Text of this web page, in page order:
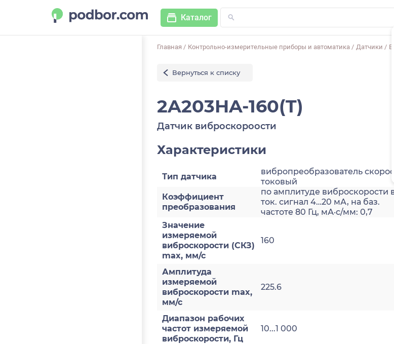
Каталог
Главная / Контрольно-измерительные приборы и автоматика / Датчики /
Вернуться к списку
2A203HA-160(T)
Датчик виброскороости
Характеристики
Тип датчика
вибропреобразователь
токовый
Коэффициент
преобразования
по амплитуде виброскорости
ток. сигнал 4…20 мА, на баз.
частоте 80 Гц, мА·с/мм: 0,7
Значение
измеряемой
виброскорости (СКЗ)
max, мм/с
160
Амплитуда
измеряемой
виброскорости max,
мм/с
225.6
Диапазон рабочих
частот измеряемой
виброскорости, Гц
10...1 000